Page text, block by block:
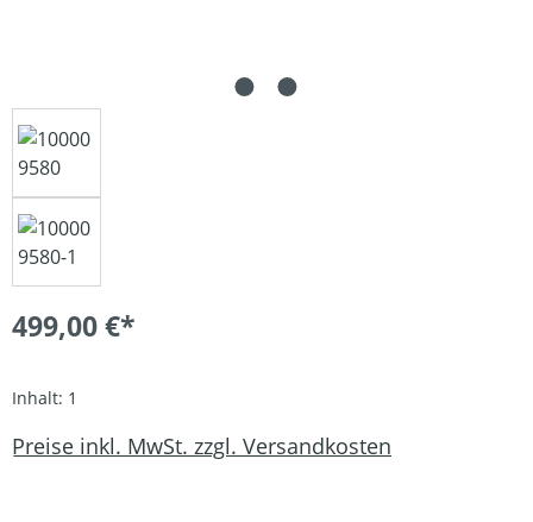
499,00 €*
Inhalt: 1
Preise inkl. MwSt. zzgl. Versandkosten